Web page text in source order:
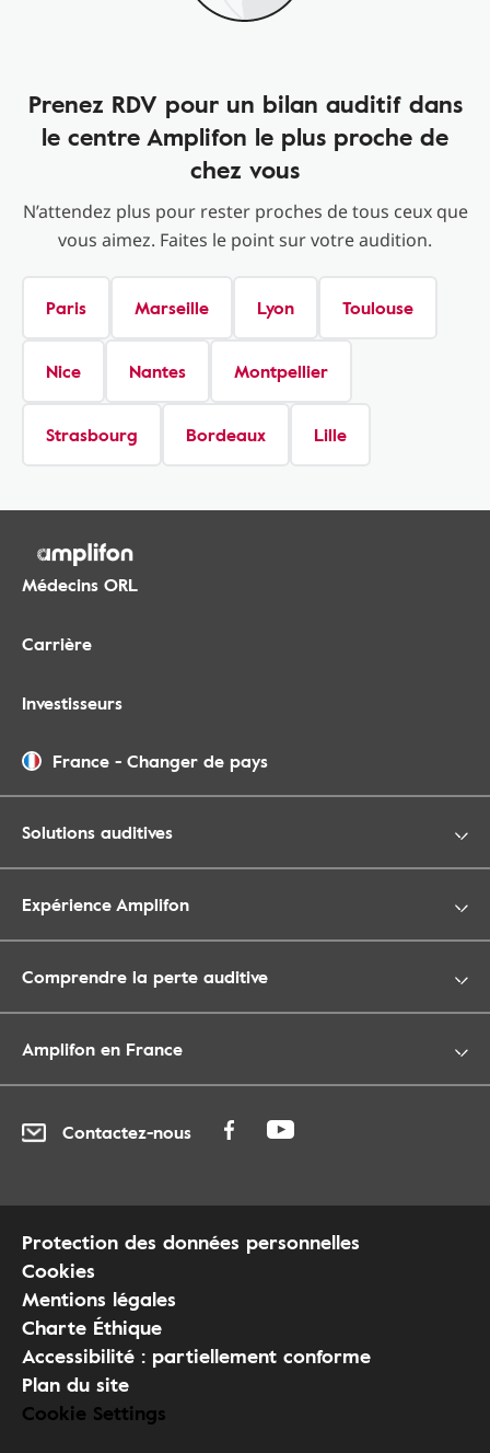
Prenez RDV pour un bilan auditif dans
le centre Amplifon le plus proche de
chez vous
N’attendez plus pour rester proches de tous ceux que
vous aimez. Faites le point sur votre audition.
Paris Marseille Lyon Toulouse
Nice Nantes Montpellier
Strasbourg Bordeaux Lille
Médecins ORL
Carrière
Investisseurs
France - Changer de pays
Solutions auditives
Expérience Amplifon
Comprendre la perte auditive
Amplifon en France
Contactez-nous
Protection des données personnelles
Cookies
Mentions légales
Charte Éthique
Accessibilité : partiellement conforme
Plan du site
Cookie Settings